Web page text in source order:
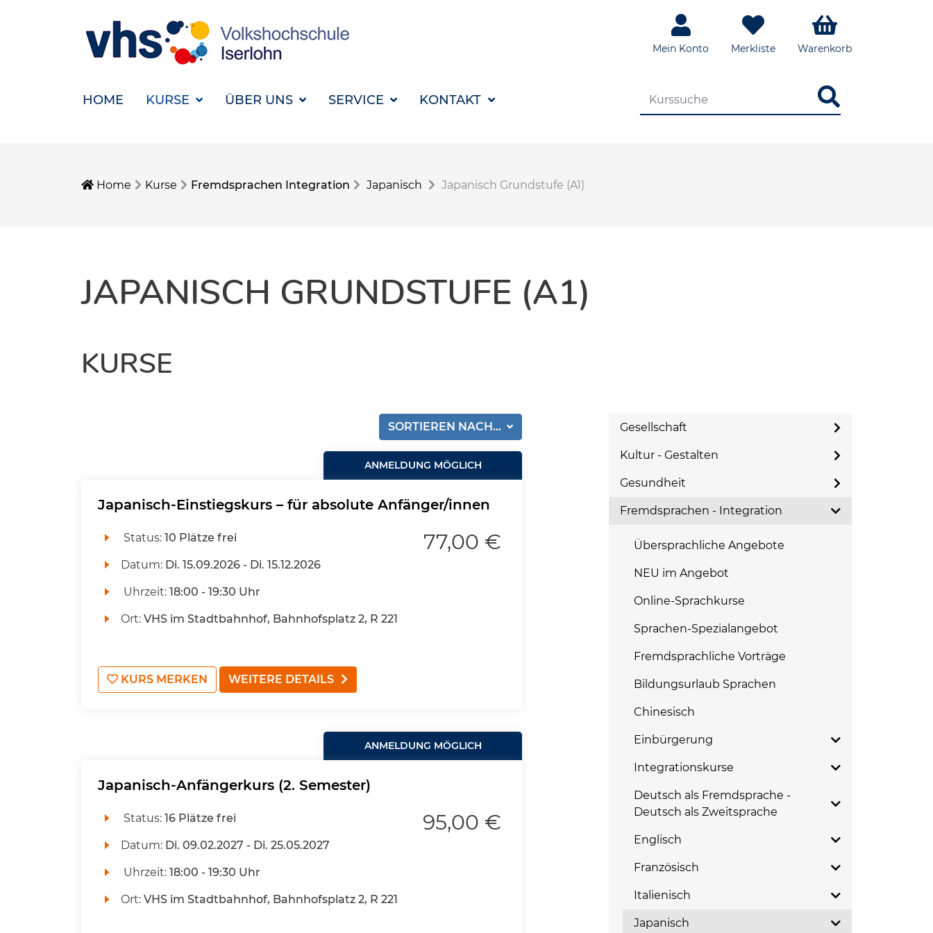
Mein Konto Merkliste Warenkorb
HOME KURSE ÜBER UNS SERVICE KONTAKT
Home Kurse Fremdsprachen Integration Japanisch Japanisch Grundstufe (A1)
JAPANISCH GRUNDSTUFE (A1)
KURSE
SORTIEREN NACH...
ANMELDUNG MÖGLICH
Japanisch-Einstiegskurs – für absolute Anfänger/innen
Status: 10 Plätze frei
Datum: Di. 15.09.2026 - Di. 15.12.2026
Uhrzeit: 18:00 - 19:30 Uhr
Ort: VHS im Stadtbahnhof, Bahnhofsplatz 2, R 221
77,00 €
KURS MERKEN WEITERE DETAILS
ANMELDUNG MÖGLICH
Japanisch-Anfängerkurs (2. Semester)
Status: 16 Plätze frei
Datum: Di. 09.02.2027 - Di. 25.05.2027
Uhrzeit: 18:00 - 19:30 Uhr
Ort: VHS im Stadtbahnhof, Bahnhofsplatz 2, R 221
95,00 €
Gesellschaft
Kultur - Gestalten
Gesundheit
Fremdsprachen - Integration
Übersprachliche Angebote
NEU im Angebot
Online-Sprachkurse
Sprachen-Spezialangebot
Fremdsprachliche Vorträge
Bildungsurlaub Sprachen
Chinesisch
Einbürgerung
Integrationskurse
Deutsch als Fremdsprache -
Deutsch als Zweitsprache
Englisch
Französisch
Italienisch
Japanisch